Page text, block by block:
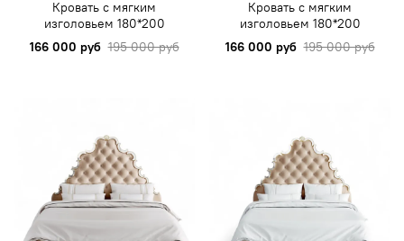
Кровать с мягким
изголовьем 180*200
166 000 руб 195 000 руб
Кровать с мягким
изголовьем 180*200
166 000 руб 195 000 руб